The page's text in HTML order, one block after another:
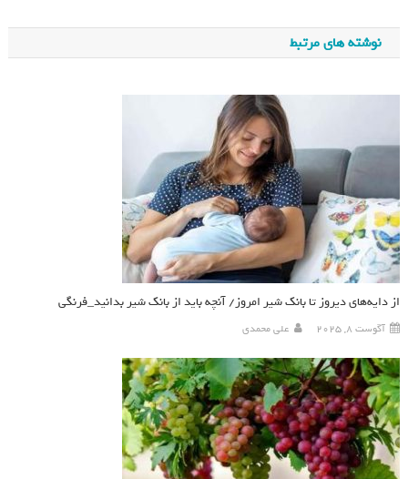
نوشته های مرتبط
از دایه‌های دیروز تا بانک شیر امروز/ آنچه باید از بانک شیر بدانید_فرنگی
آگوست 8, 2025 علی محمدی